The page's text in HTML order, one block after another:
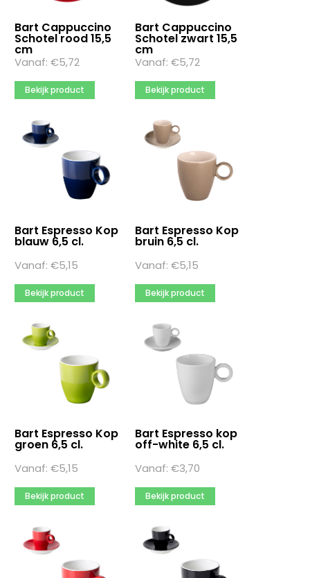
Bart Cappuccino
Schotel rood 15,5
cm
Vanaf: €5,72
Bekijk product
Bart Cappuccino
Schotel zwart 15,5
cm
Vanaf:€5,72
Bekijk product
Bart Espresso Kop
blauw 6,5 cl.
Vanaf: €5,15
Bekijk product
Bart Espresso Kop
bruin 6,5 cl.
Vanaf:€5,15
Bekijk product
Bart Espresso Kop
groen 6,5 cl.
Vanaf: €5,15
Bekijk product
Bart Espresso kop
off-white 6,5 cl.
Vanaf:€3,70
Bekijk product